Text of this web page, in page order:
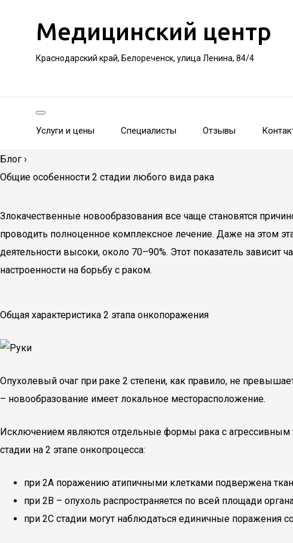
Медицинский центр
Краснодарский край, Белореченск, улица Ленина, 84/4
Услуги и цены Специалисты Отзывы
Блог ›
Общие особенности 2 стадии любого вида рака
Злокачественные новообразования все чаще становятся
проводить полноценное комплексное лечение. Даже на этом
деятельности высоки, около 70–90%. Этот показатель зависит
настроенности на борьбу с раком.
Общая характеристика 2 этапа онкопоражения
Опухолевый очаг при раке 2 степени, как правило, не
– новообразование имеет локальное месторасположение.
Исключением являются отдельные формы рака с
стадии на 2 этапе онкопроцесса:
при 2А поражению атипичными клетками подвержена
при 2В – опухоль распространяется по всей площади
при 2С стадии могут наблюдаться единичные поражения